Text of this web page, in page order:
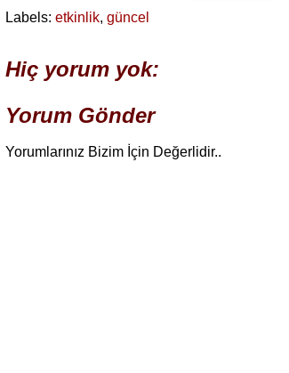
Labels: etkinlik, güncel
Hiç yorum yok:
Yorum Gönder
Yorumlarınız Bizim İçin Değerlidir..